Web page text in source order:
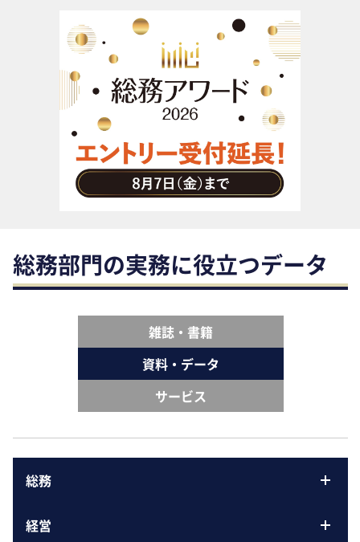
リスクマネジメント・BCP
社外・社内広報
社外・社内コミュニケーション活性化
FM・オフィス移転
CSR・SDGs
テクノロジー活用・DX
助成金・補助金・コスト削減
アウトソーシング・BPO
調査・レポート
総務部門の実務に役立つデータ
雑誌・書籍
資料・データ
サービス
総務
経営